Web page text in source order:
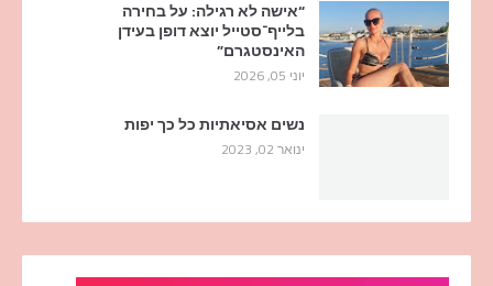
“אישה לא רגילה: על בחירה
בלייף־סטייל יוצא דופן בעידן
האינסטגרם”
יוני 05, 2026
נשים אסיאתיות כל כך יפות
ינואר 02, 2023